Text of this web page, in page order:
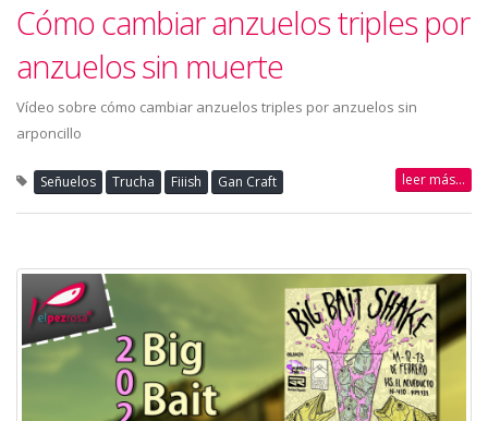
Cómo cambiar anzuelos triples por
anzuelos sin muerte
Vídeo sobre cómo cambiar anzuelos triples por anzuelos sin
arponcillo
Señuelos Trucha Fiiish Gan Craft leer más...